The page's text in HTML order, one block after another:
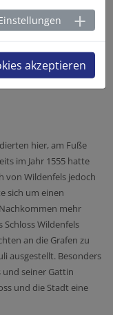
der
hier, am Fuße
im Jahr 1555 hatte
von Wildenfels jedoch
sich um einen
mehr
Schloss Wildenfels
an die Grafen zu
ausgestellt. Besonders
und seiner Gattin
und die Stadt eine
akzeptieren